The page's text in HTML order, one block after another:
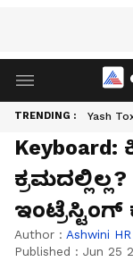
TRENDING : Yash
ಇಂಟ್ರೆಸ್ಟಿಂಗ್
Author : Ashwini HR
Published : Jun 25